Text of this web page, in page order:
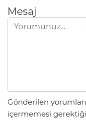
Mesaj
Gönderilen
içermemesi